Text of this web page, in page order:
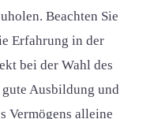
Beachten Sie
Erfahrung in der
bei der Wahl des
Ausbildung und
Vermögens alleine